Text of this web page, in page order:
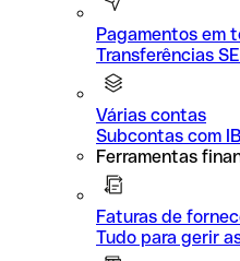
Pagamentos em
Transferências
Várias contas
Subcontas com
Ferramentas
Faturas de
Tudo para gerir